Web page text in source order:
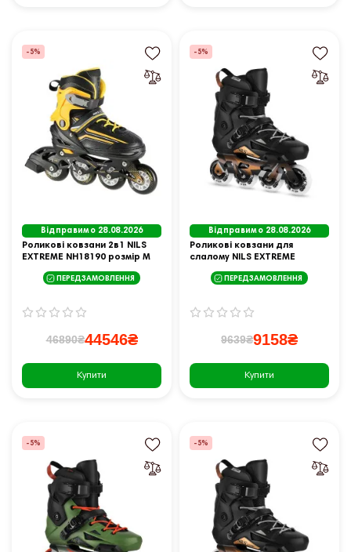
-5%
Відправимо 28.08.2026
Роликові ковзани 2в1 NILS
EXTREME NH18190 розмір M
ПЕРЕДЗАМОВЛЕННЯ
46890₴44546₴
Купити
-5%
Відправимо 28.08.2026
Роликові ковзани для
слалому NILS EXTREME
чорні
ПЕРЕДЗАМОВЛЕННЯ
9639₴9158₴
Купити
-5% -5%